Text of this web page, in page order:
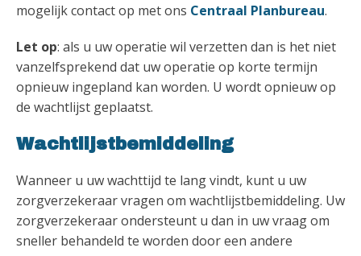
mogelijk contact op met ons Centraal Planbureau.
Let op: als u uw operatie wil verzetten dan is het niet
vanzelfsprekend dat uw operatie op korte termijn
opnieuw ingepland kan worden. U wordt opnieuw op
de wachtlijst geplaatst.
Wachtlijstbemiddeling
Wanneer u uw wachttijd te lang vindt, kunt u uw
zorgverzekeraar vragen om wachtlijstbemiddeling. Uw
zorgverzekeraar ondersteunt u dan in uw vraag om
sneller behandeld te worden door een andere